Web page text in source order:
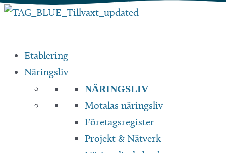
Hoppa
Etablering
Näringsliv
NÄRINGSLIV
Motalas näringsliv
Företagsregister
Projekt & Nätverk